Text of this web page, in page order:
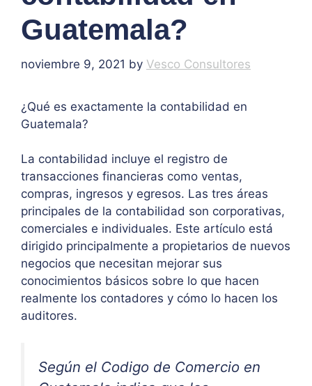
Guatemala?
noviembre 9, 2021 by Vesco Consultores
¿Qué es exactamente la contabilidad en
Guatemala?
La contabilidad incluye el registro de
transacciones financieras como ventas,
compras, ingresos y egresos. Las tres áreas
principales de la contabilidad son corporativas,
comerciales e individuales. Este artículo está
dirigido principalmente a propietarios de nuevos
negocios que necesitan mejorar sus
conocimientos básicos sobre lo que hacen
realmente los contadores y cómo lo hacen los
auditores.
Según el Codigo de Comercio en